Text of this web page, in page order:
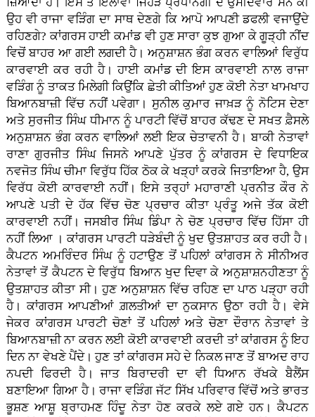
ਉਹ ਵੀ ਰਾਜਾ ਵੜਿੰਗ ਦਾ ਸਾਥ ਦੇਣਗੇ ਕਿ ਆਪੋ ਆਪਣੀ ਡਫਲੀ ਵਜਾਉਂਦੇ
ਰਹਿਣਗੇ? ਕਾਂਗਰਸ ਹਾਈ ਕਮਾਂਡ ਵੀ ਹੁਣ ਸਾਰਾ ਕੁਝ ਗੁਆ ਕੇ ਗੂੜ੍ਹੀ ਨੀਂਦ
ਵਿਚੋਂ ਬਾਹਰ ਆ ਗਈ ਲਗਦੀ ਹੈ। ਅਨੁਸ਼ਾਸ਼ਨ ਭੰਗ ਕਰਨ ਵਾਲਿਆਂ ਵਿਰੁੱਧ
ਕਾਰਵਾਈ ਕਰ ਰਹੀ ਹੈ। ਹਾਈ ਕਮਾਂਡ ਦੀ ਇਸ ਕਾਰਵਾਈ ਨਾਲ ਰਾਜਾ
ਵੜਿੰਗ ਨੂੰ ਤਾਕਤ ਮਿਲੇਗੀ ਕਿਉਂਕਿ ਛੇਤੀ ਕੀਤਿਆਂ ਹੁਣ ਕੋਈ ਨੇਤਾ ਖਾਮਖਾਹ
ਬਿਆਨਬਾਜ਼ੀ ਵਿੱਚ ਨਹੀਂ ਪਵੇਗਾ। ਸੁਨੀਲ ਕੁਮਾਰ ਜਾਖ਼ੜ ਨੂੰ ਨੋਟਿਸ ਦੇਣਾ
ਅਤੇ ਸੁਰਜੀਤ ਸਿੰਘ ਧੀਮਾਨ ਨੂੰ ਪਾਰਟੀ ਵਿੱਚੋਂ ਬਾਹਰ ਕੱਢਣ ਦੇ ਸਖਤ ਫ਼ੈਸਲੇ
ਅਨੁਸ਼ਾਸ਼ਨ ਭੰਗ ਕਰਨ ਵਾਲਿਆਂ ਲਈ ਇਕ ਚੇਤਾਵਨੀ ਹੈ। ਬਾਕੀ ਨੇਤਾਵਾਂ
ਰਾਣਾ ਗੁਰਜੀਤ ਸਿੰਘ ਜਿਸਨੇ ਆਪਣੇ ਪੁੱਤਰ ਨੂੰ ਕਾਂਗਰਸ ਦੇ ਵਿਧਾਇਕ
ਨਵਜੋਤ ਸਿੰਘ ਚੀਮਾ ਵਿਰੁੱਧ ਹਿੱਕ ਠੋਕ ਕੇ ਖੜ੍ਹਾਂ ਕਰਕੇ ਜਿਤਾਇਆ ਹੈ, ਉਸ
ਵਿਰੱਧ ਕੋਈ ਕਾਰਵਾਈ ਨਹੀਂ। ਇਸੇ ਤਰ੍ਹਾਂ ਮਹਾਰਾਣੀ ਪ੍ਰਨੀਤ ਕੌਰ ਨੇ
ਆਪਣੇ ਪਤੀ ਦੇ ਹੱਕ ਵਿੱਚ ਚੋਣ ਪ੍ਰਚਾਰ ਕੀਤਾ ਪ੍ਰੰਤੂ ਅਜੇ ਤੱਕ ਕੋਈ
ਕਾਰਵਾਈ ਨਹੀਂ। ਜਸਬੀਰ ਸਿੰਘ ਡਿੰਪਾ ਨੇ ਚੋਣ ਪ੍ਰਚਾਰ ਵਿੱਚ ਹਿੱਸਾ ਹੀ
ਨਹੀਂ ਲਿਆ । ਕਾਂਗਰਸ ਪਾਰਟੀ ਧੜੇਬੰਦੀ ਨੂੰ ਖੁਦ ਉਤਸ਼ਾਹਤ ਕਰ ਰਹੀ ਹੈ।
ਕੈਪਟਨ ਅਮਰਿੰਦਰ ਸਿੰਘ ਨੂੰ ਹਟਾਉਣ ਤੋਂ ਪਹਿਲਾਂ ਕਾਂਗਰਸ ਨੇ ਸੀਨੀਅਰ
ਨੇਤਾਵਾਂ ਤੋਂ ਕੈਪਟਨ ਦੇ ਵਿਰੁੱਧ ਬਿਆਨ ਖੁਦ ਦਿਵਾ ਕੇ ਅਨੁਸ਼ਾਸ਼ਨਹੀਣਤਾ ਨੂੰ
ਉਤਸ਼ਾਹਤ ਕੀਤਾ ਸੀ। ਹੁਣ ਅਨੁਸ਼ਾਸ਼ਨ ਵਿੱਚ ਰਹਿਣ ਦਾ ਪਾਠ ਪੜ੍ਹਾ ਰਹੀ
ਹੈ। ਕਾਂਗਰਸ ਆਪਣੀਆਂ ਗ਼ਲਤੀਆਂ ਦਾ ਨੁਕਸਾਨ ਉਠਾ ਰਹੀ ਹੈ। ਵੇਸੇ
ਜੇਕਰ ਕਾਂਗਰਸ ਪਾਰਟੀ ਚੋਣਾਂ ਤੋਂ ਪਹਿਲਾਂ ਅਤੇ ਚੋਣਾ ਦੌਰਾਨ ਨੇਤਾਵਾਂ ਤੇ
ਬਿਆਨਬਾਜ਼ੀ ਨਾ ਕਰਨ ਲਈ ਕੋਈ ਕਾਰਵਾਈ ਕਰਦੀ ਤਾਂ ਕਾਂਗਰਸ ਨੂੰ ਇਹ
ਦਿਨ ਨਾ ਵੇਖਣੇ ਪੈਂਦੇ। ਹੁਣ ਤਾਂ ਕਾਂਗਰਸ ਸਹੇ ਦੇ ਨਿਕਲ ਜਾਣ ਤੋਂ ਬਾਅਦ ਰਾਹ
ਨਪਦੀ ਫਿਰਦੀ ਹੈ। ਜਾਤ ਬਿਰਾਦਰੀ ਦਾ ਵੀ ਧਿਆਨ ਰੱਖਕੇ ਬੈਲੈਂਸ
ਬਣਾਇਆ ਗਿਆ ਹੈ। ਰਾਜਾ ਵੜਿੰਗ ਜੱਟ ਸਿੱਖ ਪਰਿਵਾਰ ਵਿੱਚੋਂ ਅਤੇ ਭਾਰਤ
ਭੂਸ਼ਣ ਆਸ਼ੂ ਬ੍ਰਾਹਮਣ ਹਿੰਦੂ ਨੇਤਾ ਹੋਣ ਕਰਕੇ ਲਏ ਗਏ ਹਨ। ਕੈਪਟਨ